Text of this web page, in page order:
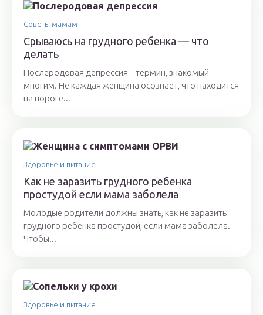
Советы мамам
Срываюсь на грудного ребенка — что
делать
Послеродовая депрессия – термин, знакомый
многим. Не каждая женщина осознает, что находится
на пороге...
Здоровье и питание
Как не заразить грудного ребенка
простудой если мама заболела
Молодые родители должны знать, как не заразить
грудного ребенка простудой, если мама заболела.
Чтобы...
Здоровье и питание